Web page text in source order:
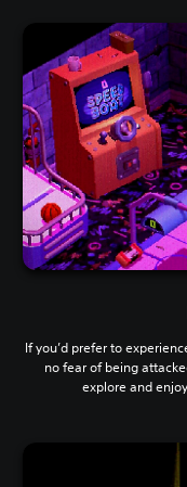
If you’d prefer to
no fear of being
explore and